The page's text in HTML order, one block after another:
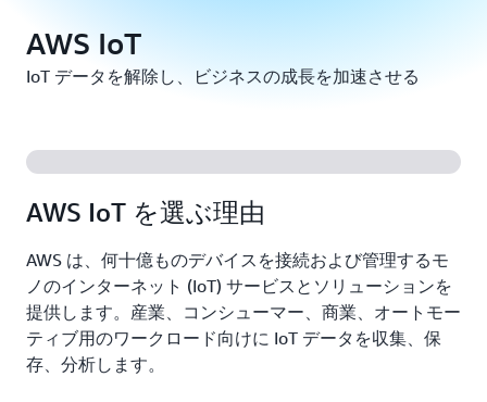
AWS IoT
IoT データを解除し、ビジネスの成長を加速させる
AWS IoT を選ぶ理由
AWS は、何十億ものデバイスを接続および管理するモ
ノのインターネット (IoT) サービスとソリューションを
提供します。産業、コンシューマー、商業、オートモー
ティブ用のワークロード向けに IoT データを収集、保
存、分析します。